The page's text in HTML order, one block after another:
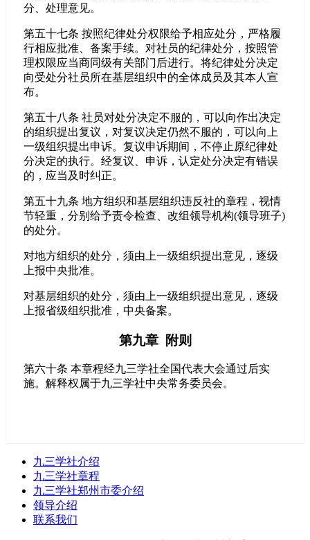
分、处理意见。
第五十七条 按照纪律处分权限给予相应处分，严格履
行相应批准、备案手续。对社员的纪律处分，按照管
理权限应当商同级有关部门后进行。将纪律处分决定
向受处分社员所在基层组织中的全体成员及其本人宣
布。
第五十八条 社员对处分决定不服的，可以向作出决定
的组织提出复议，对复议决定仍然不服的，可以向上
一级组织提出申诉。复议申诉期间，不停止原纪律处
分决定的执行。经复议、申诉，认定处分决定有错误
的，应当及时纠正。
第五十九条 地方组织和基层组织违反社的章程，视情
节轻重，分别给予责令检查、改组领导机构(领导班子)
的处分。
对地方组织的处分，须由上一级组织提出意见，逐级
上报中央批准。
对基层组织的处分，须由上一级组织提出意见，逐级
上报省级组织批准，中央备案。
第九章 附则
第六十条 本章程经九三学社全国代表大会通过后实
施。解释权属于九三学社中央常务委员会。
九三学社介绍
九三学社章程
九三学社郑州市委介绍
领导介绍
联系我们